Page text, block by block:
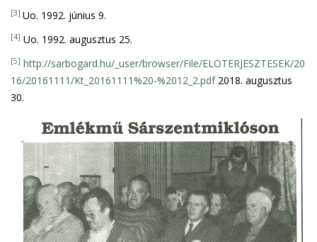
[3] Uo. 1992. június 9.
[4] Uo. 1992. augusztus 25.
[5] http://sarbogard.hu/_user/browser/File/ELOTERJESZTESEK/20
16/20161111/Kt_20161111%20-%2012_2.pdf2018. augusztus
30.